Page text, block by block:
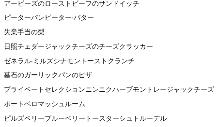
アービーズのローストビーフのサンドイッチ
ピーターパンピーター·バター
失業手当の梨
日照チェダージャックチーズのチーズクラッカー
ゼネラル·ミルズシナモントーストクランチ
墓石のガーリックパンのピザ
プライベートセレクションニンニクハーブモントレージャックチーズ
ポートベロマッシュルーム
ピルズベリーブルーベリートースターシュトルーデル